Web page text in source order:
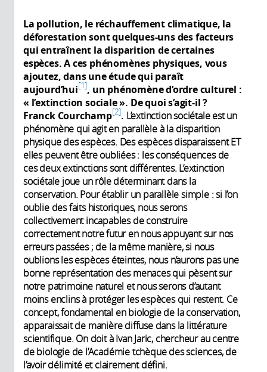
La pollution, le réchauffement climatique, la
déforestation sont quelques-uns des facteurs
qui entraînent la disparition de certaines
espèces. A ces phénomènes physiques, vous
ajoutez, dans une étude qui paraît
aujourd’hui 1 , un phénomène d’ordre culturel :
« l’extinction sociale ». De quoi s’agit-il ?
Franck Courchamp 2 . L’extinction sociétale est un
phénomène qui agit en parallèle à la disparition
physique des espèces. Des espèces disparaissent ET
elles peuvent être oubliées : les conséquences de
ces deux extinctions sont différentes. L’extinction
sociétale joue un rôle déterminant dans la
conservation. Pour établir un parallèle simple : si l’on
oublie des faits historiques, nous serons
collectivement incapables de construire
correctement notre futur en nous appuyant sur nos
erreurs passées ; de la même manière, si nous
oublions les espèces éteintes, nous n’aurons pas une
bonne représentation des menaces qui pèsent sur
notre patrimoine naturel et nous serons d’autant
moins enclins à protéger les espèces qui restent. Ce
concept, fondamental en biologie de la conservation,
apparaissait de manière diffuse dans la littérature
scientifique. On doit à Ivan Jaric, chercheur au centre
de biologie de l’Académie tchèque des sciences, de
l’avoir délimité et clairement défini.